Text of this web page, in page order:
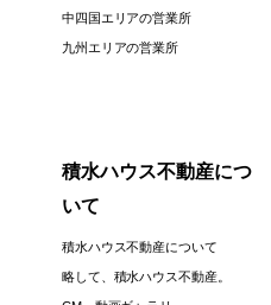
中四国エリアの営業所
九州エリアの営業所
積水ハウス不動産につ
いて
積水ハウス不動産について
略して、積水ハウス不動産。